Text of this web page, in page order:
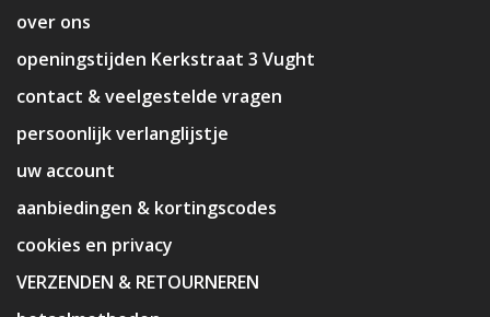
over ons
openingstijden Kerkstraat 3 Vught
contact & veelgestelde vragen
persoonlijk verlanglijstje
uw account
aanbiedingen & kortingscodes
cookies en privacy
VERZENDEN & RETOURNEREN